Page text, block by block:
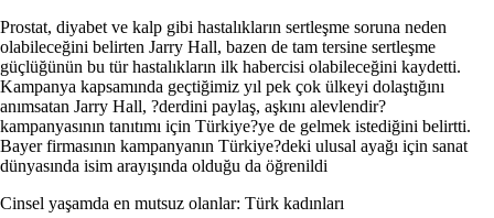
Prostat, diyabet ve kalp gibi hastalıkların sertleşme soruna neden
olabileceğini belirten Jarry Hall, bazen de tam tersine sertleşme
güçlüğünün bu tür hastalıkların ilk habercisi olabileceğini kaydetti.
Kampanya kapsamında geçtiğimiz yıl pek çok ülkeyi dolaştığını
anımsatan Jarry Hall, ?derdini paylaş, aşkını alevlendir?
kampanyasının tanıtımı için Türkiye?ye de gelmek istediğini belirtti.
Bayer firmasının kampanyanın Türkiye?deki ulusal ayağı için sanat
dünyasında isim arayışında olduğu da öğrenildi
Cinsel yaşamda en mutsuz olanlar: Türk kadınları